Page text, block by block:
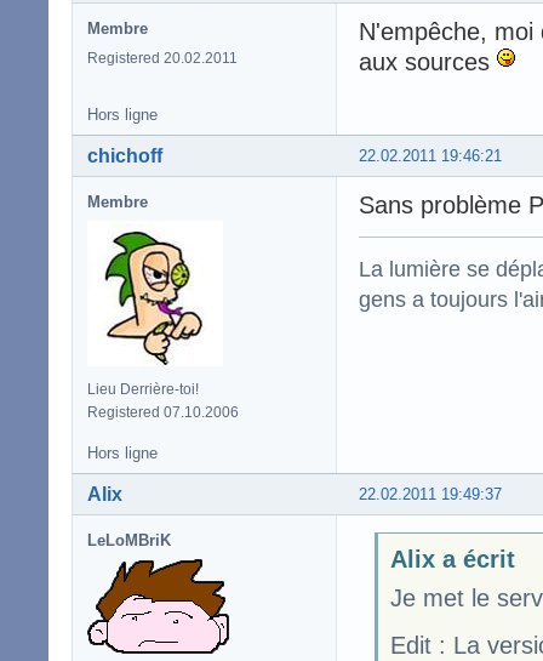
Membre
Registered 20.02.2011
N'empêche,
aux sources
Hors ligne
22.02.2011 19:46:21
chichoff
Membre
Lieu Derrière-toi!
Registered 07.10.2006
Sans problème
La lumière se
gens a toujours
Hors ligne
22.02.2011 19:49:37
Alix
LeLoMBriK
Alix a écrit
Je met le
Edit : La